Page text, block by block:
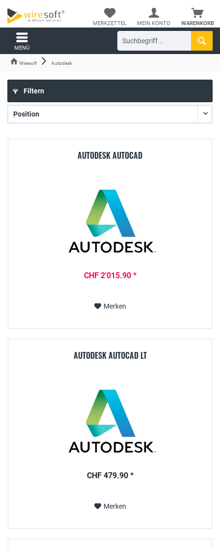
WARENKORB
MERKZETTEL MEIN KONTO
MENÜ
Wiresoft Autodesk
Filtern
AUTODESK AUTOCAD
CHF 2'015.90 *
Merken
AUTODESK AUTOCAD LT
CHF 479.90 *
Merken